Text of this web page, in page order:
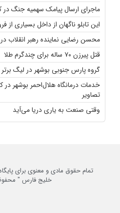
ماجرای ارسال پیامک سهمیه جنگ در
این تابلو ناگهان از داخل بسیاری
محسن رضایی نماینده رهبر انقلاب
قتل پیرزن ۷۰ ساله برای چندگرم طلا
گروه پارس جنوبی بوشهر در لیگ
تصاویر
وقتی صنعت به یاری دریا می‌آید
تمام حقوق مادی و معنوی برای
خلیج فارس "